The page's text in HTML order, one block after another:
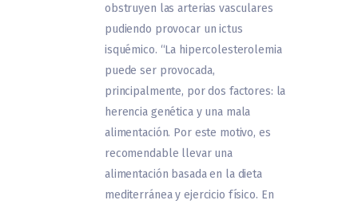
obstruyen las arterias vasculares
pudiendo provocar un ictus
isquémico. “La hipercolesterolemia
puede ser provocada,
principalmente, por dos factores: la
herencia genética y una mala
alimentación. Por este motivo, es
recomendable llevar una
alimentación basada en la dieta
mediterránea y ejercicio físico. En